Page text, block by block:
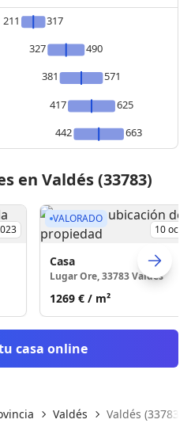
211
317
327
490
381
571
417
625
442
663
en Valdés (33783)
VALORADO
10 oct
Casa
Lugar Ore, 33783 Valdes
1269 € / m²
casa online
Valdés Valdés (33783)